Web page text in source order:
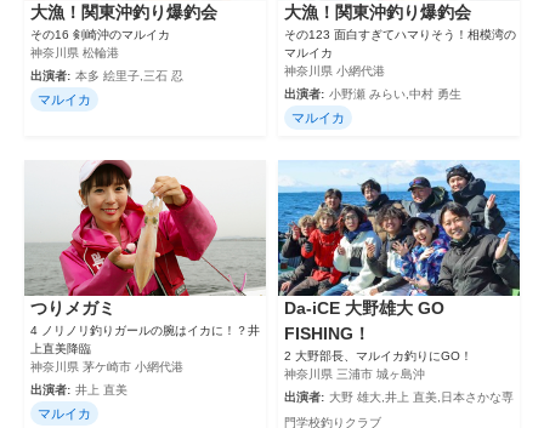
大漁！関東沖釣り爆釣会
その16 剣崎沖のマルイカ
神奈川県 松輪港
出演者: 本多 絵里子,三石 忍
マルイカ
大漁！関東沖釣り爆釣会
その123 面白すぎてハマりそう！相模湾の
マルイカ
神奈川県 小網代港
出演者: 小野瀬 みらい,中村 勇生
マルイカ
つりメガミ
4 ノリノリ釣りガールの腕はイカに！？井
上直美降臨
神奈川県 茅ケ崎市 小網代港
出演者: 井上 直美
マルイカ
Da-iCE 大野雄大 GO
FISHING！
2 大野部長、マルイカ釣りにGO！
神奈川県 三浦市 城ヶ島沖
出演者: 大野 雄大,井上 直美,日本さかな専
門学校釣りクラブ